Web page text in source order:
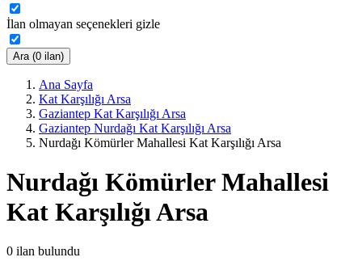
İlan olmayan seçenekleri gizle
Ara (0 ilan)
Ana Sayfa
Kat Karşılığı Arsa
Gaziantep Kat Karşılığı Arsa
Gaziantep Nurdağı Kat Karşılığı Arsa
Nurdağı Kömürler Mahallesi Kat Karşılığı Arsa
Nurdağı Kömürler Mahallesi
Kat Karşılığı Arsa
0 ilan bulundu